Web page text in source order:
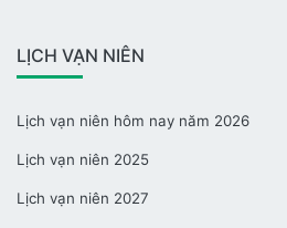
LỊCH VẠN NIÊN
Lịch vạn niên hôm nay năm 2026
Lịch vạn niên 2025
Lịch vạn niên 2027